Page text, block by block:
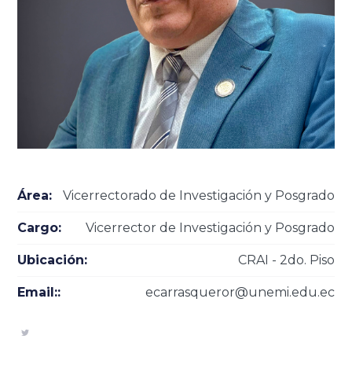
Área: Vicerrectorado de Investigación y Posgrado
Cargo: Vicerrector de Investigación y Posgrado
Ubicación: CRAI - 2do. Piso
Email:: ecarrasqueror@unemi.edu.ec